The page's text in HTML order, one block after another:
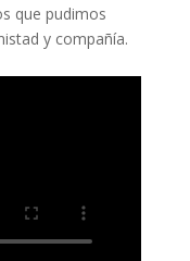
que pudimos
y compañía.